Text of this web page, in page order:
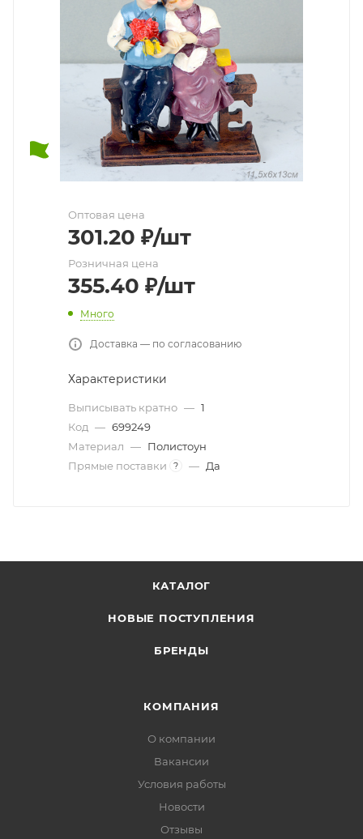
Оптовая цена
301.20 ₽/шт
Розничная цена
355.40 ₽/шт
Много
Доставка — по согласованию
Характеристики
Выписывать кратно — 1
Код — 699249
Материал — Полистоун
Прямые поставки
? — Да
КАТАЛОГ
НОВЫЕ ПОСТУПЛЕНИЯ
БРЕНДЫ
КОМПАНИЯ
О компании
Вакансии
Условия работы
Новости
Отзывы